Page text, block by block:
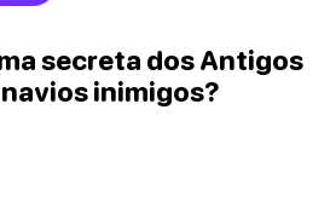
secreta dos Antigos
inimigos?